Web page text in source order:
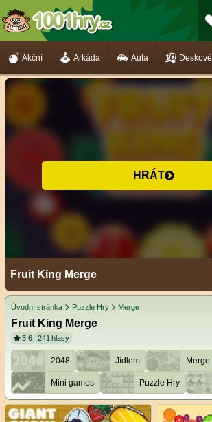
Akční Arkáda Auta Deskové
HRÁT
Fruit King Merge
Úvodní stránka Puzzle Hry Merge
Fruit King Merge
3.6 241 hlasy
2048 Jídlem Merge
Mini games Puzzle Hry